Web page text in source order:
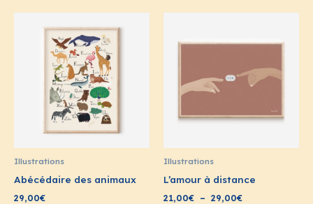
Illustrations
Abécédaire des animaux
29,00€
Illustrations
L’amour à distance
21,00€ – 29,00€
29,00€